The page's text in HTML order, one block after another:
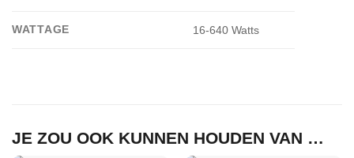
WATTAGE 16-640 Watts
JE ZOU OOK KUNNEN HOUDEN VAN …